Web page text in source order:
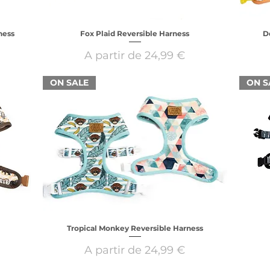
Fox Plaid Reversible Harness
A partir de24,99 €
Preço promocional
ON SALE
Tropical Monkey Reversible Harness
A partir de24,99 €
Preço promocional
ON